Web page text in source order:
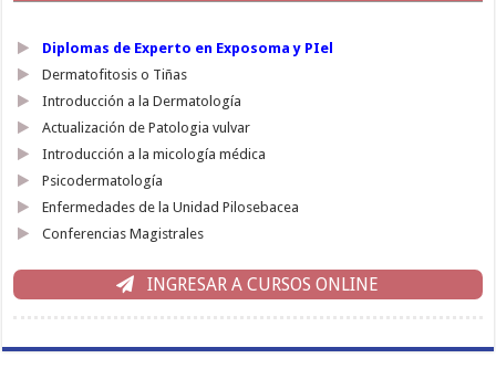
Diplomas de Experto en Exposoma y PIel
Dermatofitosis o Tiñas
Introducción a la Dermatología
Actualización de Patologia vulvar
Introducción a la micología médica
Psicodermatología
Enfermedades de la Unidad Pilosebacea
Conferencias Magistrales
INGRESAR A CURSOS ONLINE